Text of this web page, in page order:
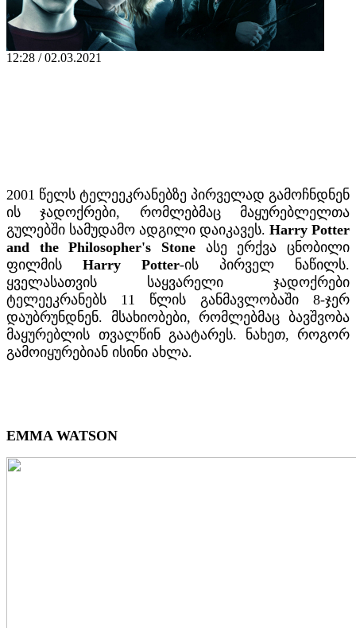
12:28 / 02.03.2021
2001 წელს ტელეეკრანებზე პირველად გამოჩნდნენ
ის ჯადოქრები, რომლებმაც მაყურებლელთა
გულებში სამუდამო ადგილი დაიკავეს. Harry Potter
and the Philosopher's Stone ასე ერქვა ცნობილი
ფილმის Harry Potter-ის პირველ ნაწილს.
ყველასათვის საყვარელი ჯადოქრები
ტელეეკრანებს 11 წლის განმავლობაში 8-ჯერ
დაუბრუნდნენ. მსახიობები, რომლებმაც ბავშვობა
მაყურებლის თვალწინ გაატარეს. ნახეთ, როგორ
გამოიყურებიან ისინი ახლა.
EMMA WATSON